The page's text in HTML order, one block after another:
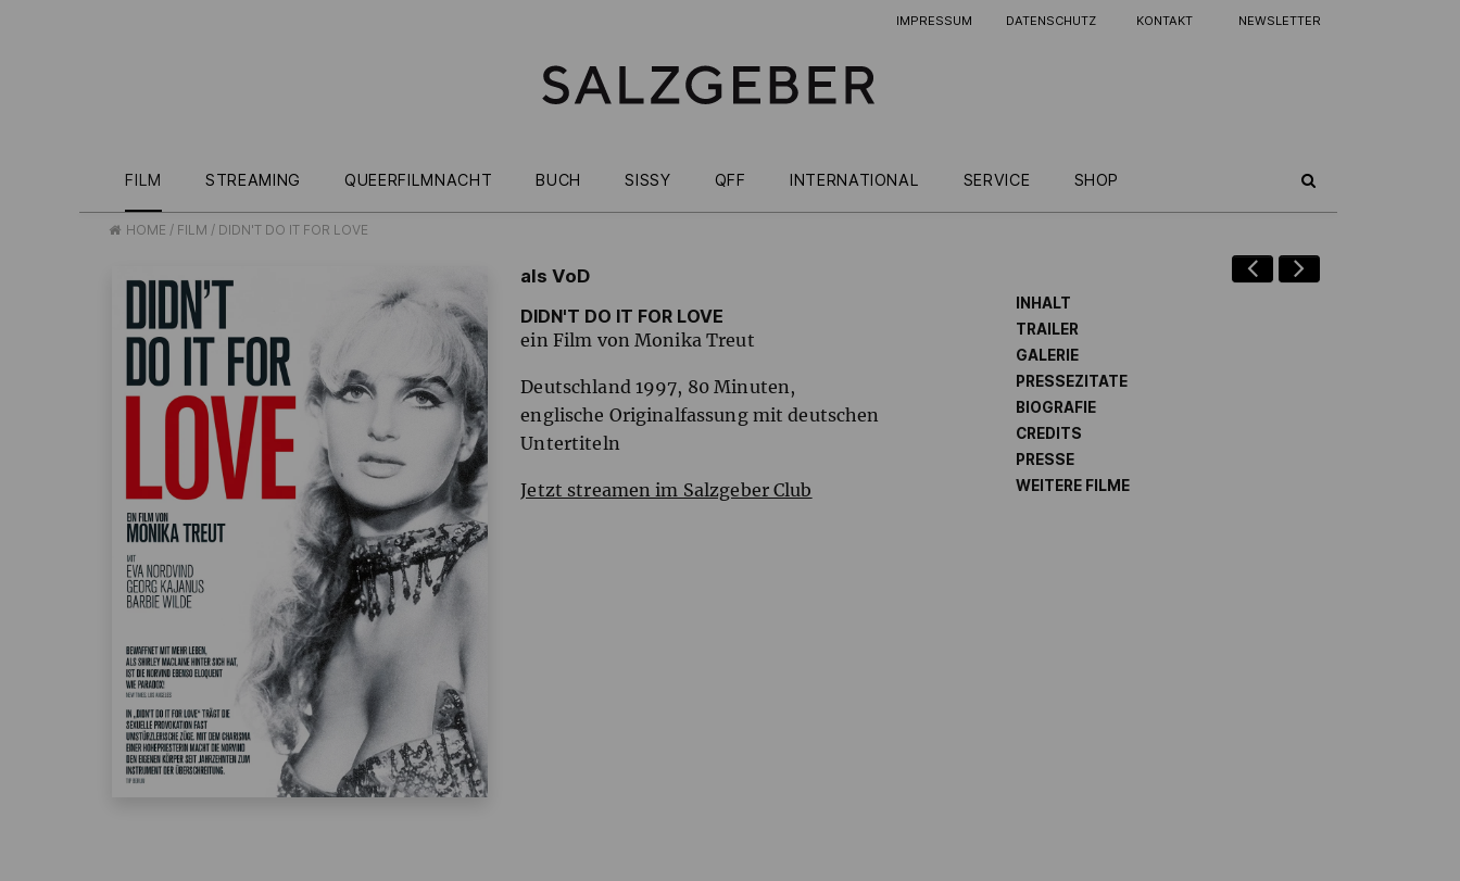
IMPRESSUM DATENSCHUTZ KONTAKT NEWSLETTER
FILM STREAMING QUEERFILMNACHT BUCH SISSY QFF INTERNATIONAL SERVICE SHOP
HOME / FILM / DIDN'T DO IT FOR LOVE
als VoD
DIDN'T DO IT FOR LOVE
ein Film von Monika Treut
Deutschland 1997, 80 Minuten,
englische Originalfassung mit deutschen
Untertiteln
Jetzt streamen im Salzgeber Club
INHALT
TRAILER
GALERIE
PRESSEZITATE
BIOGRAFIE
CREDITS
PRESSE
WEITERE FILME